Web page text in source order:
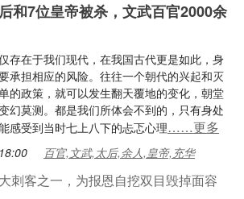
和7位皇帝被杀，文武百官2000余
存在于我们现代，在我国古代更是如此，身
承担相应的风险。往往一个朝代的兴起和灭
的政策，就可以发生翻天覆地的变化，朝堂
幻莫测。都是我们所体会不到的，只有身处
感受到当时七上八下的忐忑心理……更多
百官,文武,太后,余人,皇帝,充华